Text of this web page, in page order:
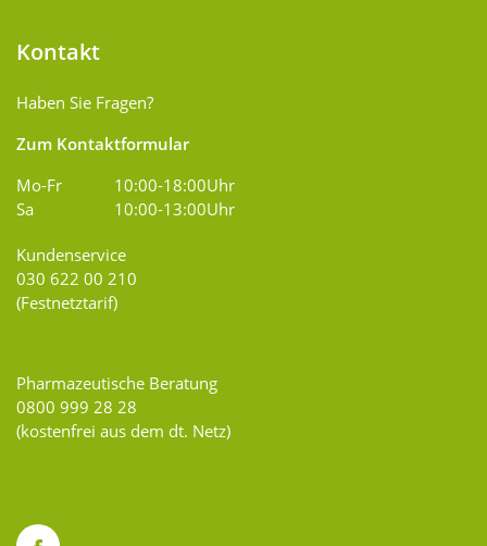
Kontakt
Haben Sie Fragen?
Zum Kontaktformular
Mo-Fr
10:00-18:00Uhr
Sa
10:00-13:00Uhr
Kundenservice
030 622 00 210
(Festnetztarif)
Pharmazeutische Beratung
0800 999 28 28
(kostenfrei aus dem dt. Netz)